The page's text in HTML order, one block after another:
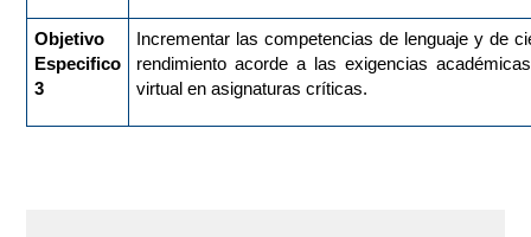
Objetivo
Especifico
3
Incrementar las competencias de lenguaje y de
rendimiento acorde a las exigencias
virtual en asignaturas críticas.